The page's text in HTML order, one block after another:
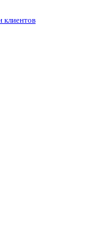
клиентов